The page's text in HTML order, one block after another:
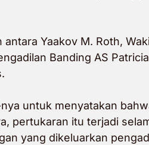
Yaakov M. Roth,
Banding AS
untuk menyatakan
pertukaran itu terjadi
yang dikeluarkan